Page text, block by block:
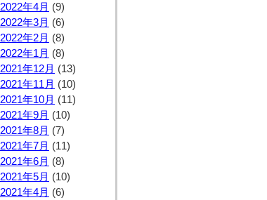
2022年4月 (9)
2022年3月 (6)
2022年2月 (8)
2022年1月 (8)
2021年12月 (13)
2021年11月 (10)
2021年10月 (11)
2021年9月 (10)
2021年8月 (7)
2021年7月 (11)
2021年6月 (8)
2021年5月 (10)
2021年4月 (6)